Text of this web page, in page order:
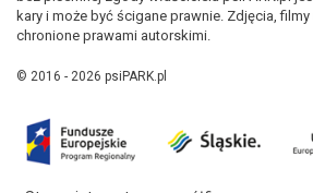
kary i może być ścigane prawnie. Zdjęcia,
chronione prawami autorskimi.
© 2016 - 2026 psiPARK.pl